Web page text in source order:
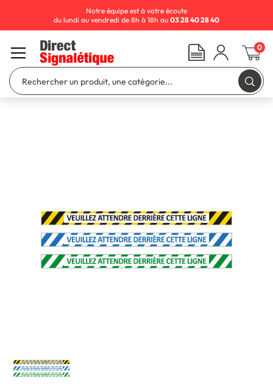
Notre équipe est à votre écoute
du lundi au vendredi de 8h à 18h au 03 28 40 28 40
0